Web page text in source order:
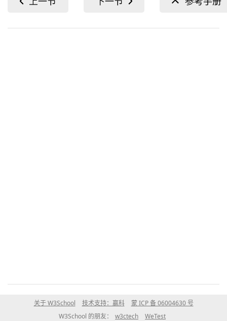
关于 W3School 技术支持：赢科
蒙 ICP 备 06004630 号
W3School 的朋友：
w3ctech WeTest